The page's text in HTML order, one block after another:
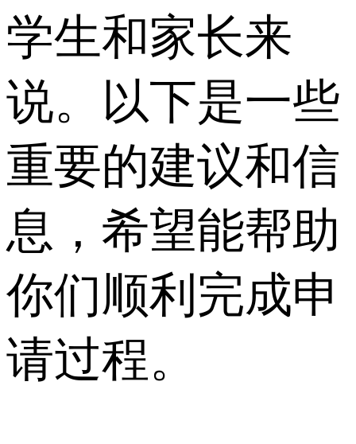
学生和家长来
说。以下是一些
重要的建议和信
息，希望能帮助
你们顺利完成申
请过程。